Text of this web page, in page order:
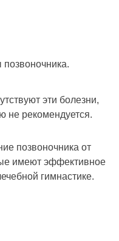
эти болезни,
не рекомендуется.
позвоночника от
имеют эффективное
гимнастике.